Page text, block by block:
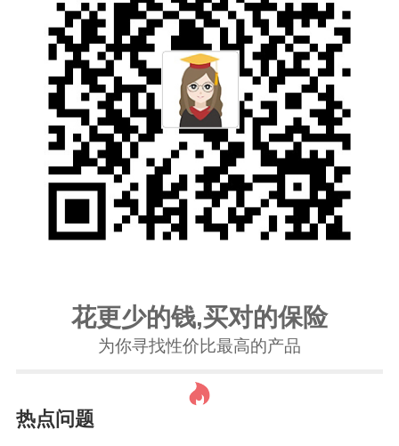
花更少的钱,买对的保险
为你寻找性价比最高的产品
热点问题